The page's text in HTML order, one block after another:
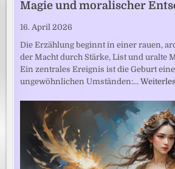
Magie und moralischer
16. April 2026
Die Erzählung beginnt in einer rauen,
der Macht durch Stärke, List und uralte
Ein zentrales Ereignis ist die Geburt
ungewöhnlichen Umständen:…